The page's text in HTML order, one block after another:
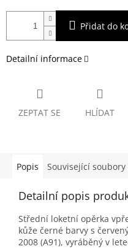
Přidat do
Detailní informace
ZEPTAT SE HLÍDAT
Popis Související soubory
Detailní popis
Střední loketní opěrka
kůže černé barvy s
2008 (A91), vyráběný v